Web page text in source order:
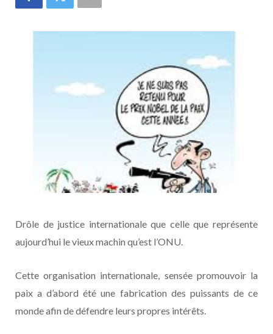
Drôle de justice internationale que celle que représente
aujourd’hui le vieux machin qu’est l’ONU.
Cette organisation internationale, sensée promouvoir la
paix a d’abord été une fabrication des puissants de ce
monde afin de défendre leurs propres intérêts.